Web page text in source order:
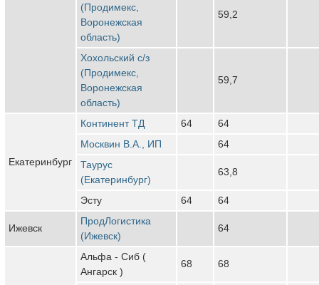
(Продимекс,
Воронежская
область)
59,2
Хохольский с/з
(Продимекс,
Воронежская
область)
59,7
Екатеринбург
Континент ТД 64
64
Москвин В.А., ИП
64
Таурус
(Екатеринбург)
63,8
Эсту 64 64
Ижевск
ПродЛогистика
(Ижевск)
64
Альфа - Сиб (
Ангарск )
68 68